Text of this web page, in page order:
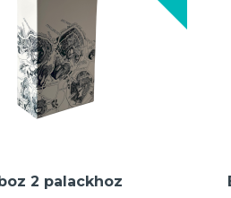
2 palackhoz